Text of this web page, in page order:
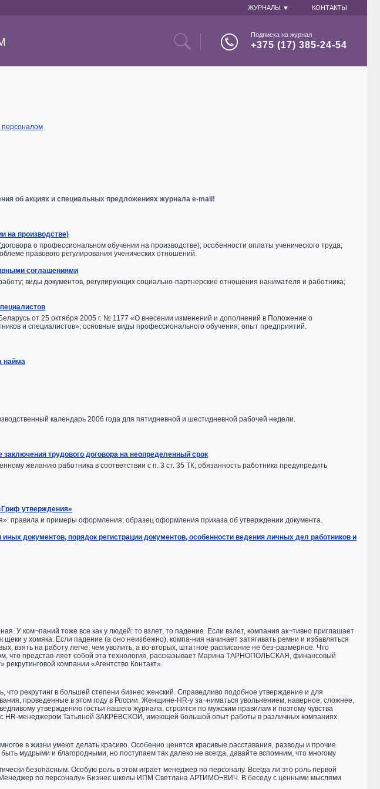
ЖУРНАЛЫ ▼ КОНТАКТЫ
Подписка на журнал
+375 (17) 385-24-54
персоналом
об акциях и специальных предложениях журнала e-mail!
на производстве)
о профессиональном обучении на производстве); особенности оплаты ученического труда;
правового регулирования ученических отношений.
соглашениями
виды документов, регулирующих социально-партнерские отношения нанимателя и работника;
от 25 октября 2005 г. № 1177 «О внесении изменений и дополнений в Положение о
и специалистов»; основные виды профессионального обучения; опыт предприятий.
найма
календарь 2006 года для пятидневной и шестидневной рабочей недели.
трудового договора на неопределенный срок
желанию работника в соответствии с п. 3 ст. 35 ТК; обязанность работника предупредить
утверждения»
правила и примеры оформления; образец оформления приказа об утверждении документа.
документов, порядок регистрации документов, особенности ведения личных дел работников и
У ком¬паний тоже все как у людей: то взлет, то падение. Если взлет, компания ак¬тивно приглашает
щеки у хомяка. Если падение (а оно неизбежно), компа-ния начинает затягивать ремни и избавляться
взять на работу легче, чем уволить, а во-вторых, штатное расписание не без-размерное. Что
что представ-ляет собой эта технология, рассказывает Марина ТАРНОПОЛЬСКАЯ, финансовый
компании «Агентство Контакт».
рекрутинг в большей степени бизнес женский. Справедливо подобное утверждение и для
проведенные в этом году в России. Женщине-HR-у за¬ниматься увольнением, наверное, сложнее,
утверждению гостьи нашего журнала, строится по мужским правилам и поэтому чувства
с HR-менеджером Татьяной ЗАКРЕВСКОЙ, имеющей большой опыт работы в различных компаниях.
в жизни умеют делать красиво. Особенно ценятся красивые расставания, разводы и прочие
мудрыми и благородными, но поступаем так далеко не всегда, давайте вспомним, что многому
безопасным. Особую роль в этом играет менеджер по персоналу. Всегда ли это роль первой
по персоналу» Бизнес школы ИПМ Светлана АРТИМО¬ВИЧ. В беседу с ценными мыслями